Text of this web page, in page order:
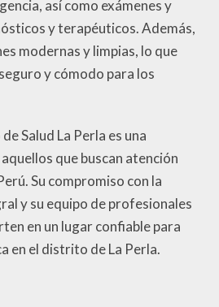
así como exámenes y
y terapéuticos. Además,
modernas y limpias, lo que
y cómodo para los
Salud La Perla es una
que buscan atención
Su compromiso con la
y su equipo de profesionales
en un lugar confiable para
en el distrito de La Perla.